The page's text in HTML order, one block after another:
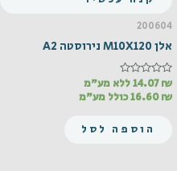
200604
אלן M10X120 נירוסטה A2
דורג
מתוך
14.07₪
ללא מע"מ
16.60₪ כולל מע"מ
הוספה לסל